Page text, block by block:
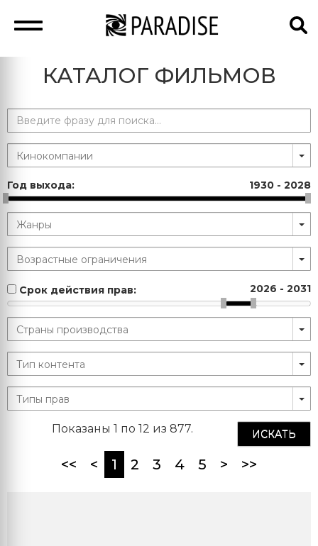
КАТАЛОГ ФИЛЬМОВ
Год выхода: 1930 - 2028
Срок действия прав: 2026 - 2031
ИСКАТЬ
Показаны 1 по 12 из 877.
<< < 1 (current)
2 3 4 5 > >>